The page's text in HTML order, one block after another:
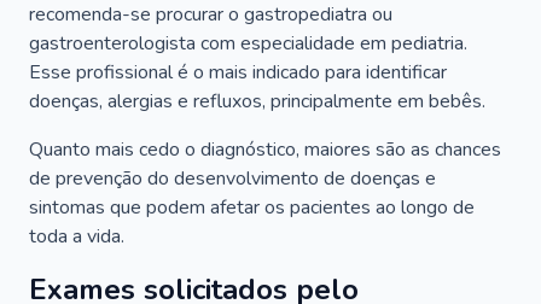
recomenda-se procurar o gastropediatra ou
gastroenterologista com especialidade em pediatria.
Esse profissional é o mais indicado para identificar
doenças, alergias e refluxos, principalmente em bebês.
Quanto mais cedo o diagnóstico, maiores são as chances
de prevenção do desenvolvimento de doenças e
sintomas que podem afetar os pacientes ao longo de
toda a vida.
Exames solicitados pelo